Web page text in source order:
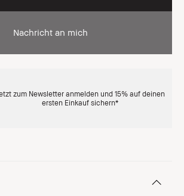
Nachricht an mich
zum Newsletter anmelden und 15% auf deinen
ersten Einkauf sichern*